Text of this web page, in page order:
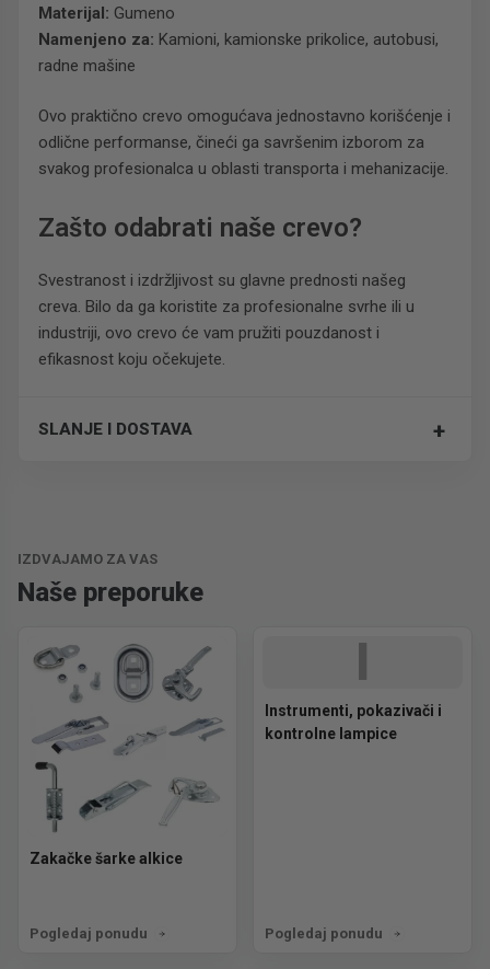
Materijal: Gumeno
Namenjeno za: Kamioni, kamionske prikolice, autobusi,
radne mašine
Ovo praktično crevo omogućava jednostavno korišćenje i
odlične performanse, čineći ga savršenim izborom za
svakog profesionalca u oblasti transporta i mehanizacije.
Zašto odabrati naše crevo?
Svestranost i izdržljivost su glavne prednosti našeg
creva. Bilo da ga koristite za profesionalne svrhe ili u
industriji, ovo crevo će vam pružiti pouzdanost i
efikasnost koju očekujete.
SLANJE I DOSTAVA +
IZDVAJAMO ZA VAS
Naše preporuke
Zakačke šarke alkice
Pogledaj ponudu
I
Instrumenti, pokazivači i
kontrolne lampice
Pogledaj ponudu